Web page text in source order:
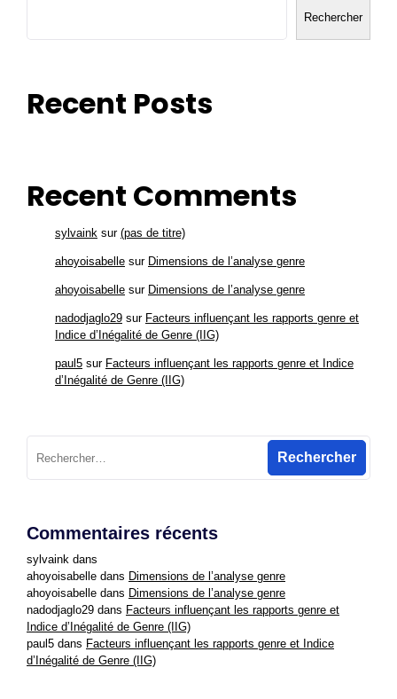
Rechercher
Recent Posts
Recent Comments
sylvaink sur (pas de titre)
ahoyoisabelle sur Dimensions de l’analyse genre
ahoyoisabelle sur Dimensions de l’analyse genre
nadodjaglo29 sur Facteurs influençant les rapports genre et
Indice d’Inégalité de Genre (IIG)
paul5 sur Facteurs influençant les rapports genre et Indice
d’Inégalité de Genre (IIG)
Commentaires récents
sylvaink dans
ahoyoisabelle dans Dimensions de l’analyse genre
ahoyoisabelle dans Dimensions de l’analyse genre
nadodjaglo29 dans Facteurs influençant les rapports genre et
Indice d’Inégalité de Genre (IIG)
paul5 dans Facteurs influençant les rapports genre et Indice
d’Inégalité de Genre (IIG)